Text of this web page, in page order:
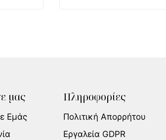
μας
Εμάς
Πληροφορίες
Πολιτική Απορρήτου
Εργαλεία GDPR